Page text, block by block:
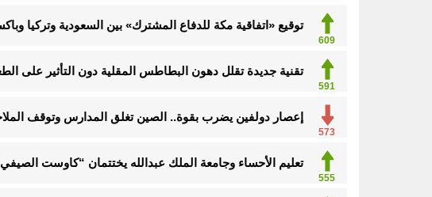
609
توقيع «اتفاقية مكة للدفاع المشترك» بين السعودية وتركيا
591
تقنية جديدة تقلل دهون البطاطس المقلية دون التأثير على
573
إعصار دولفين يضرب بقوة.. الصين تغلق المدارس وتوقف
555
تعليم الأحساء وجامعة الملك عبدالله يختتمان “كاوست